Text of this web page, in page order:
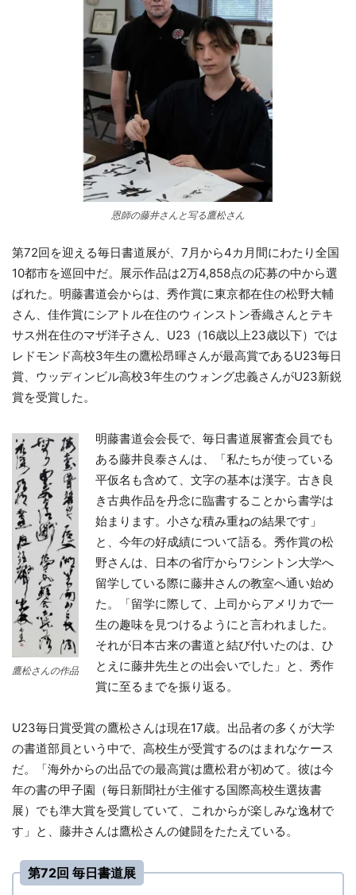
恩師の藤井さんと写る鷹松さん
第72回を迎える毎日書道展が、7月から4カ月間にわたり全国
10都市を巡回中だ。展示作品は2万4,858点の応募の中から選
ばれた。明藤書道会からは、秀作賞に東京都在住の松野大輔
さん、佳作賞にシアトル在住のウィンストン香織さんとテキ
サス州在住のマザ洋子さん、U23（16歳以上23歳以下）では
レドモンド高校3年生の鷹松昂暉さんが最高賞であるU23毎日
賞、ウッディンビル高校3年生のウォング忠義さんがU23新鋭
賞を受賞した。
鷹松さんの作品
明藤書道会会長で、毎日書道展審査会員でも
ある藤井良泰さんは、「私たちが使っている
平仮名も含めて、文字の基本は漢字。古き良
き古典作品を丹念に臨書することから書学は
始まります。小さな積み重ねの結果です」
と、今年の好成績について語る。秀作賞の松
野さんは、日本の省庁からワシントン大学へ
留学している際に藤井さんの教室へ通い始め
た。「留学に際して、上司からアメリカで一
生の趣味を見つけるようにと言われました。
それが日本古来の書道と結び付いたのは、ひ
とえに藤井先生との出会いでした」と、秀作
賞に至るまでを振り返る。
U23毎日賞受賞の鷹松さんは現在17歳。出品者の多くが大学
の書道部員という中で、高校生が受賞するのはまれなケース
だ。「海外からの出品での最高賞は鷹松君が初めて。彼は今
年の書の甲子園（毎日新聞社が主催する国際高校生選抜書
展）でも準大賞を受賞していて、これからが楽しみな逸材で
す」と、藤井さんは鷹松さんの健闘をたたえている。
第72回 毎日書道展